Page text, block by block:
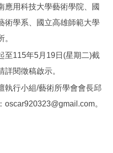
應用科技大學藝術學院、國
術學系、國立高雄師範大學
至115年5月19日(星期二)截
詳閱徵稿啟示。
執行小組/藝術所學會會長邱
oscar920323@gmail.com。